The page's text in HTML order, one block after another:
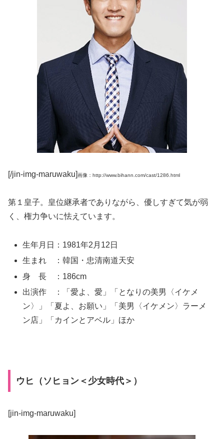
[/jin-img-maruwaku]画像：http://www.bihann.com/cast/1286.html
第１皇子。皇位継承者でありながら、優しすぎて気が弱
く、権力争いに怯えています。
生年月日：1981年2月12日
生まれ ：韓国・忠清南道天安
身 長 ：186cm
出演作 ：「愛よ、愛」「となりの美男〈イケメ
ン〉」「夏よ、お願い」「美男〈イケメン〉ラーメ
ン店」「カインとアベル」ほか
ウヒ（ソヒョン＜少女時代＞）
[jin-img-maruwaku]